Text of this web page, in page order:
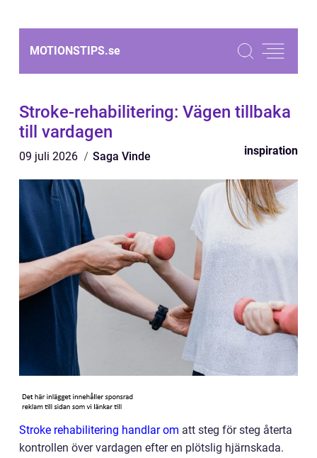
MOTIONSTIPS.se
Stroke-rehabilitering: Vägen tillbaka
till vardagen
09 juli 2026 Saga Vinde inspiration
Stroke rehabilitering handlar om att steg för steg återta
kontrollen över vardagen efter en plötslig hjärnskada.